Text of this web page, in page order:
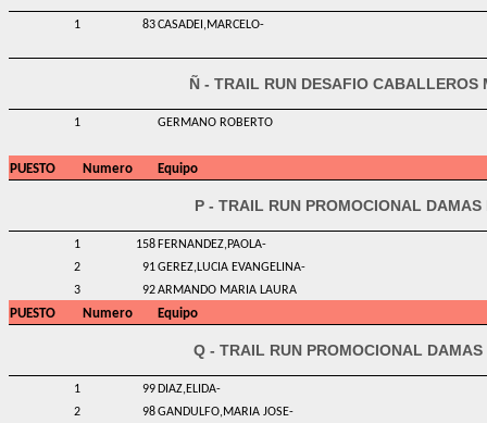
1 83CASADEI,MARCELO-
Ñ - TRAIL RUN DESAFIO CABALLEROS
1 GERMANO ROBERTO
PUESTO Numero Equipo
P - TRAIL RUN PROMOCIONAL DAMAS
1 158 FERNANDEZ,PAOLA-
2
91GEREZ,LUCIA EVANGELINA-
3
92ARMANDO MARIA LAURA
PUESTO Numero Equipo
Q - TRAIL RUN PROMOCIONAL DAMAS
1 99 DIAZ,ELIDA-
2
98GANDULFO,MARIA JOSE-